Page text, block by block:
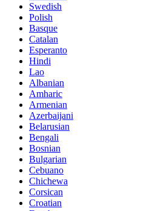
Swedish
Polish
Basque
Catalan
Esperanto
Hindi
Lao
Albanian
Amharic
Armenian
Azerbaijani
Belarusian
Bengali
Bosnian
Bulgarian
Cebuano
Chichewa
Corsican
Croatian